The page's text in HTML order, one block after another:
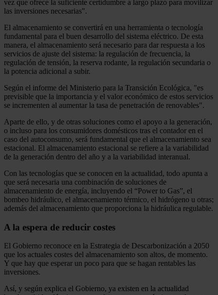
vez que ofrece la suficiente certidumbre a largo plazo para movilizar
las inversiones necesarias".
El almacenamiento se convertirá en una herramienta o tecnología
fundamental para el buen desarrollo del sistema eléctrico. De esta
manera, el almacenamiento será necesario para dar respuesta a los
servicios de ajuste del sistema: la regulación de frecuencia, la
regulación de tensión, la reserva rodante, la regulación secundaria o
la potencia adicional a subir.
Según el informe del Ministerio para la Transición Ecológica, "es
previsible que la importancia y el valor económico de estos servicios
se incrementen al aumentar la tasa de penetración de renovables".
Aparte de ello, y de otras soluciones como el apoyo a la generación,
o incluso para los consumidores domésticos tras el contador en el
caso del autoconsumo, será fundamental que el almacenamiento sea
estacional. El almacenamiento estacional se refiere a la variabilidad
de la generación dentro del año y a la variabilidad interanual.
Con las tecnologías que se conocen en la actualidad, todo apunta a
que será necesaria una combinación de soluciones de
almacenamiento de energía, incluyendo el “Power to Gas”, el
bombeo hidráulico, el almacenamiento térmico, el hidrógeno u otras;
además del almacenamiento que proporciona la hidráulica regulable.
A la espera de reducir costes
El Gobierno reconoce en la Estrategia de Descarbonización a 2050
que los actuales costes del almacenamiento son altos, de momento.
Y que hay que esperar un poco para que se hagan rentables las
inversiones.
Así, y según explica el Gobierno, ya existen en la actualidad